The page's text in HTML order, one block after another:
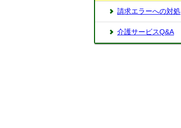
請求エラーへの対処
介護サービスQ&A